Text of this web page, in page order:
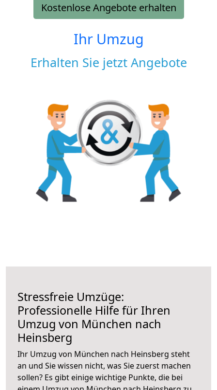
Kostenlose Angebote erhalten
Ihr Umzug
Erhalten Sie jetzt Angebote
Stressfreie Umzüge:
Professionelle Hilfe für Ihren
Umzug von München nach
Heinsberg
Ihr Umzug von München nach Heinsberg steht
an und Sie wissen nicht, was Sie zuerst machen
sollen? Es gibt einige wichtige Punkte, die bei